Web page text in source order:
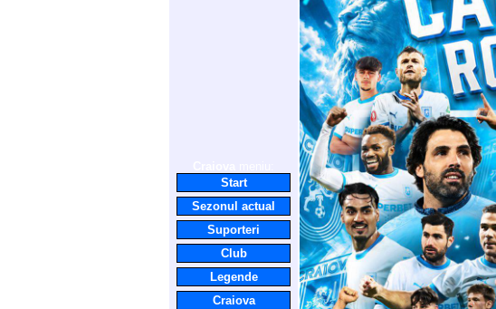
Start
Sezonul actual
Suporteri
Club
Legende
Craiova